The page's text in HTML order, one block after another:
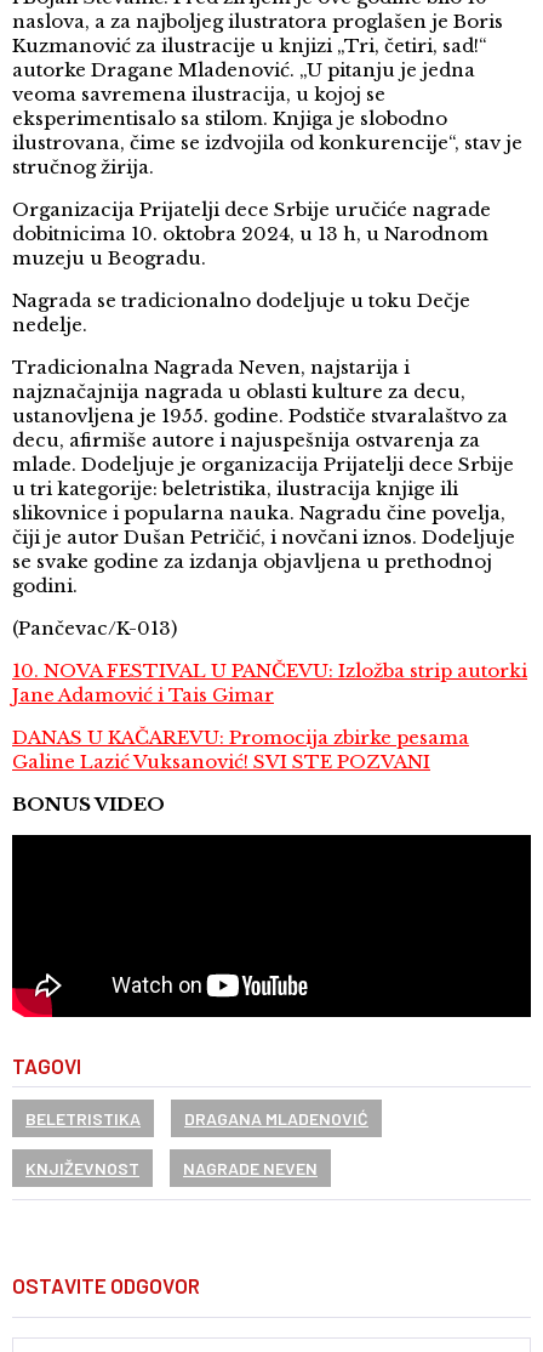
naslova, a za najboljeg ilustratora proglašen je Boris
Kuzmanović za ilustracije u knjizi „Tri, četiri, sad!“
autorke Dragane Mladenović. „U pitanju je jedna
veoma savremena ilustracija, u kojoj se
eksperimentisalo sa stilom. Knjiga je slobodno
ilustrovana, čime se izdvojila od konkurencije“, stav je
stručnog žirija.
Organizacija Prijatelji dece Srbije uručiće nagrade
dobitnicima 10. oktobra 2024, u 13 h, u Narodnom
muzeju u Beogradu.
Nagrada se tradicionalno dodeljuje u toku Dečje
nedelje.
Tradicionalna Nagrada Neven, najstarija i
najznačajnija nagrada u oblasti kulture za decu,
ustanovljena je 1955. godine. Podstiče stvaralaštvo za
decu, afirmiše autore i najuspešnija ostvarenja za
mlade. Dodeljuje je organizacija Prijatelji dece Srbije
u tri kategorije: beletristika, ilustracija knjige ili
slikovnice i popularna nauka. Nagradu čine povelja,
čiji je autor Dušan Petričić, i novčani iznos. Dodeljuje
se svake godine za izdanja objavljena u prethodnoj
godini.
(Pančevac/K-013)
10. NOVA FESTIVAL U PANČEVU: Izložba strip autorki
Jane Adamović i Tais Gimar
DANAS U KAČAREVU: Promocija zbirke pesama
Galine Lazić Vuksanović! SVI STE POZVANI
BONUS VIDEO
TAGOVI
BELETRISTIKA DRAGANA MLADENOVIĆ
KNJIŽEVNOST NAGRADE NEVEN
OSTAVITE ODGOVOR